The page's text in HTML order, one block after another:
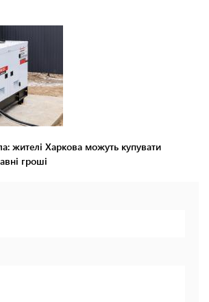
жителі Харкова можуть купувати
гроші